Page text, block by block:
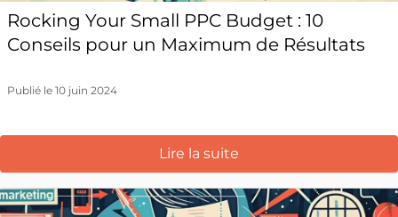
Rocking Your Small PPC Budget : 10
Conseils pour un Maximum de Résultats
Publié le 10 juin 2024
Lire la suite